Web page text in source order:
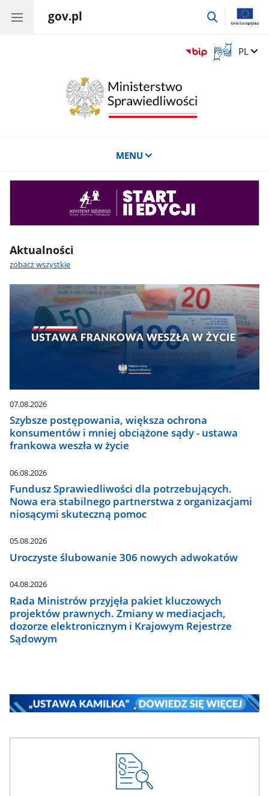
gov.pl
przejdź
Otwórz
okno
Zmień
PL
MENU
Aktualności
zobacz wszystkie
07.08.2026
Szybsze postępowania, większa ochrona
konsumentów i mniej obciążone sądy - ustawa
frankowa weszła w życie
06.08.2026
Fundusz Sprawiedliwości dla potrzebujących.
Nowa era stabilnego partnerstwa z organizacjami
niosącymi skuteczną pomoc
05.08.2026
Uroczyste ślubowanie 306 nowych adwokatów
04.08.2026
Rada Ministrów przyjęła pakiet kluczowych
projektów prawnych. Zmiany w mediacjach,
dozorze elektronicznym i Krajowym Rejestrze
Sądowym